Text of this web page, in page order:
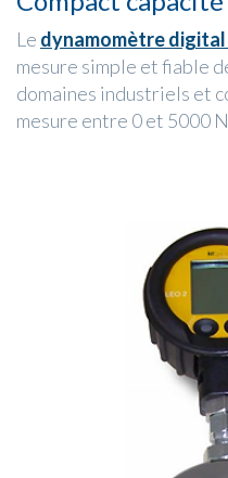
Le dynamomètre digital
mesure simple et fiable
domaines industriels et
mesure entre 0 et 5000